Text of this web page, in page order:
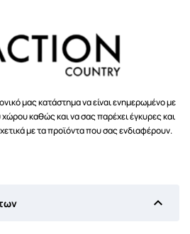
μας κατάστημα να είναι ενημερωμένο με
χώρου καθώς και να σας παρέχει έγκυρες και
με τα προϊόντα που σας ενδιαφέρουν.
